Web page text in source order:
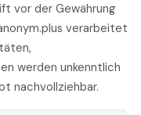
vor der Gewährung
verarbeitet
werden unkenntlich
nachvollziehbar.